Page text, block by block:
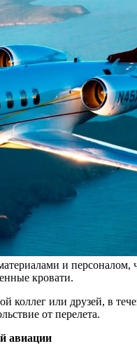
и персоналом,
кровати.
коллег или друзей, в
от перелета.
авиации